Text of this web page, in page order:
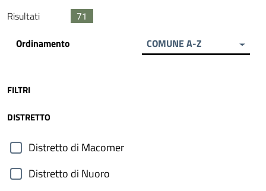
Risultati 71
Ordinamento COMUNE A-Z
FILTRI
DISTRETTO
Distretto di Macomer
Distretto di Nuoro